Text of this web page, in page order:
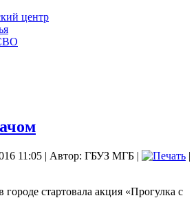
центр
11:05 | Автор: ГБУЗ МГБ |
|
стартовала акция «Прогулка с